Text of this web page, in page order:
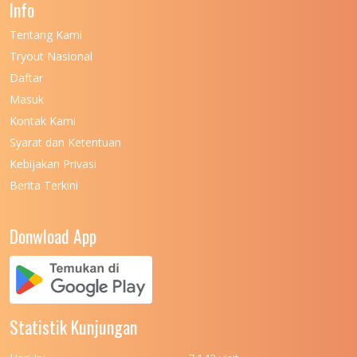
UNIVERSITAS NEGERI KHAIRUN
UNIVERSITAS NEGERI MEDAN
UNIVERSITAS NEGERI PADANG
UNIVERSITAS NUSA CENDANA
UNIVERSITAS PADJADJARAN
UNIVERSITAS PATTIMURA
Info
Tentang Kami
Tryout Nasional
Daftar
Masuk
Kontak Kami
Syarat dan Ketentuan
Kebijakan Privasi
Berita Terkini
Donwload App
Statistik Kunjungan